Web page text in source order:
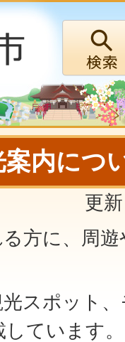
内につ
更
方に、周
スポット
ています。